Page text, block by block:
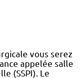
vous serez
appelée salle
(SSPI). Le